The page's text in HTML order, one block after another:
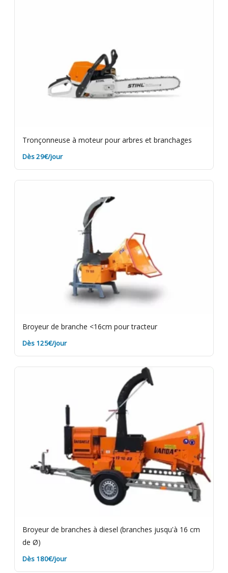
Tronçonneuse à moteur pour arbres et branchages
Dès 29€/jour
Broyeur de branche <16cm pour tracteur
Dès 125€/jour
Broyeur de branches à diesel (branches jusqu'à 16 cm
de Ø)
Dès 180€/jour